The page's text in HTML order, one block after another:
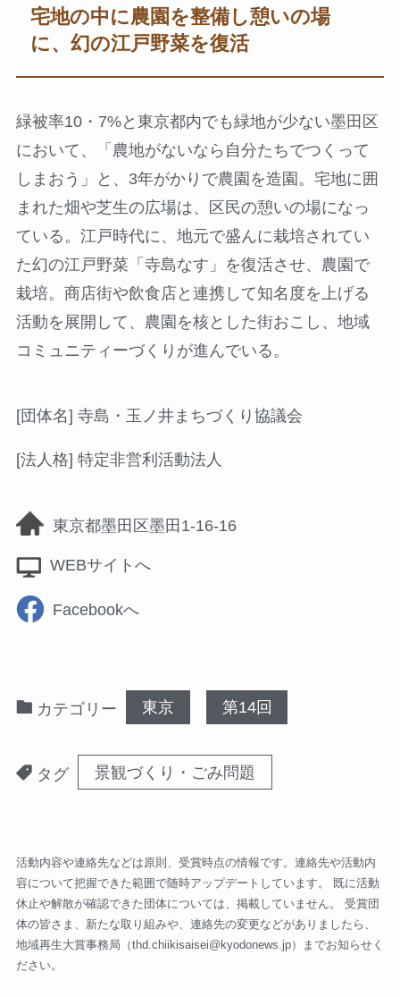
宅地の中に農園を整備し憩いの場
に、幻の江戸野菜を復活
緑被率10・7%と東京都内でも緑地が少ない墨田区
において、「農地がないなら自分たちでつくって
しまおう」と、3年がかりで農園を造園。宅地に囲
まれた畑や芝生の広場は、区民の憩いの場になっ
ている。江戸時代に、地元で盛んに栽培されてい
た幻の江戸野菜「寺島なす」を復活させ、農園で
栽培。商店街や飲食店と連携して知名度を上げる
活動を展開して、農園を核とした街おこし、地域
コミュニティーづくりが進んでいる。
[団体名] 寺島・玉ノ井まちづくり協議会
[法人格] 特定非営利活動法人
東京都墨田区墨田1-16-16
WEBサイトへ
Facebookへ
カテゴリー 東京 第14回
タグ 景観づくり・ごみ問題
活動内容や連絡先などは原則、受賞時点の情報です。連絡先や活動内
容について把握できた範囲で随時アップデートしています。 既に活動
休止や解散が確認できた団体については、掲載していません。 受賞団
体の皆さま、新たな取り組みや、連絡先の変更などがありましたら、
地域再生大賞事務局（thd.chiikisaisei@kyodonews.jp）までお知らせく
ださい。